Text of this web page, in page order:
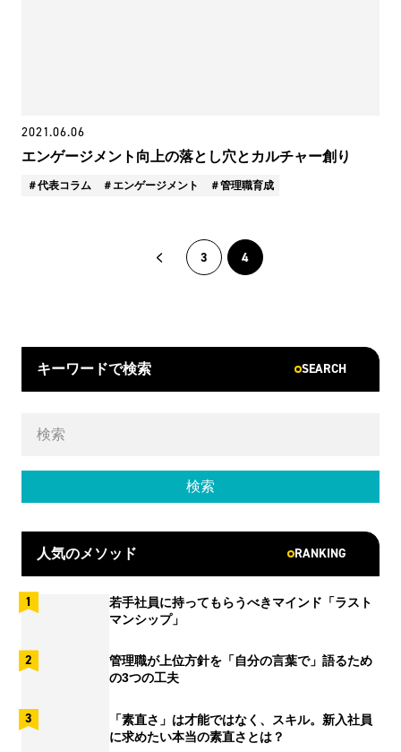
2021.06.06
エンゲージメント向上の落とし穴とカルチャー創り
代表コラム エンゲージメント 管理職育成
3 4
キーワードで検索 SEARCH
人気のメソッド RANKING
若手社員に持ってもらうべきマインド「ラスト
マンシップ」
管理職が上位方針を「自分の言葉で」語るため
の3つの工夫
「素直さ」は才能ではなく、スキル。新入社員
に求めたい本当の素直さとは？